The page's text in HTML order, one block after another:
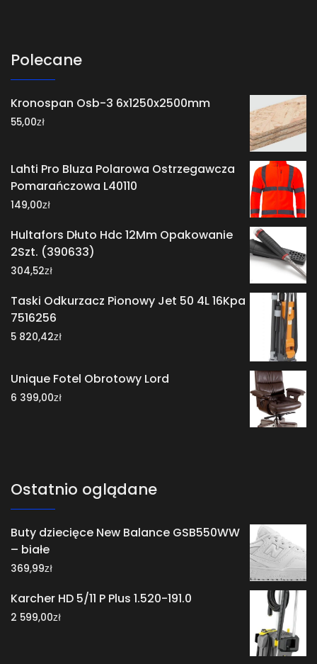
Polecane
Kronospan Osb-3 6x1250x2500mm
55,00zł
Lahti Pro Bluza Polarowa Ostrzegawcza
Pomarańczowa L40110
149,00zł
Hultafors Dłuto Hdc 12Mm Opakowanie
2Szt. (390633)
304,52zł
Taski Odkurzacz Pionowy Jet 50 4L 16Kpa
7516256
5 820,42zł
Unique Fotel Obrotowy Lord
6 399,00zł
Ostatnio oglądane
Buty dziecięce New Balance GSB550WW
– białe
369,99zł
Karcher HD 5/11 P Plus 1.520-191.0
2 599,00zł